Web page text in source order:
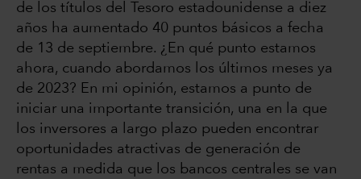
de los títulos del Tesoro estadounidense a diez
años ha aumentado 40 puntos básicos a fecha
de 13 de septiembre. ¿En qué punto estamos
ahora, cuando abordamos los últimos meses ya
de 2023? En mi opinión, estamos a punto de
iniciar una importante transición, una en la que
los inversores a largo plazo pueden encontrar
oportunidades atractivas de generación de
rentas a medida que los bancos centrales se van